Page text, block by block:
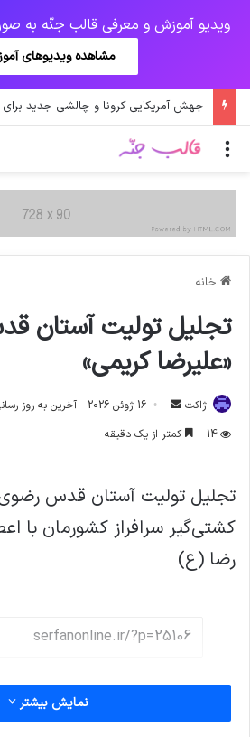
ویدیو آموزش و معرفی قالب جنّه به صورت
مشاهده ویدیوهای
منو
خانه
تجلیل تولیت آستان
«علیرضا کریمی»
ژاکت
ارسال
ایمیل
16 ژوئن 2026 آخرین به روز رسانی: 16 ژوئن
14
کمتر از یک دقیقه
تجلیل تولیت آستان قدس رضوی
کشتی‌گیر سرافراز کشورمان با
رضا (ع)
نمایش بیشتر